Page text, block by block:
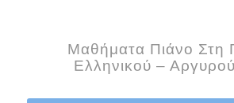
Μαθήματα Πιάνο Στη
Ελληνικού –